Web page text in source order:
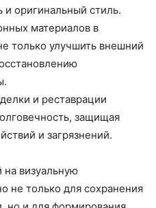
и оригинальный стиль.
материалов в
только улучшить внешний
и реставрации
защищая
и загрязнений.
визуальную
не только для сохранения